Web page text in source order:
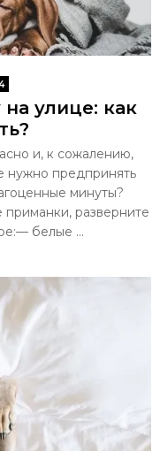
улице: как
и, к сожалению,
нужно предпринять
минуты?
приманки, разверните
белые ...